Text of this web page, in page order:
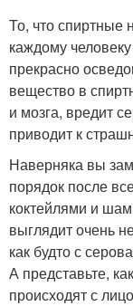
То, что спиртные
каждому
прекрасно
вещество в
и мозга, вредит
приводит к
Наверняка вы
порядок после
коктейлями и
выглядит очень
как будто с
А представьте,
происходят с